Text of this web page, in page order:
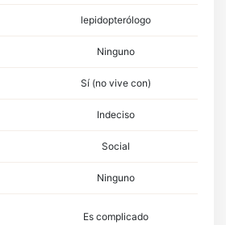
lepidopterólogo
Ninguno
Sí (no vive con)
Indeciso
Social
Ninguno
Es complicado